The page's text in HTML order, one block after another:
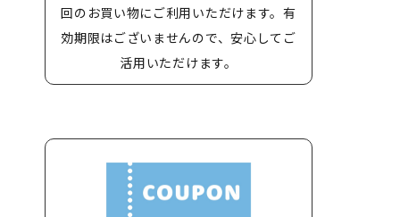
回のお買い物にご利用いただけます。有
効期限はございませんので、安心してご
活用いただけます。